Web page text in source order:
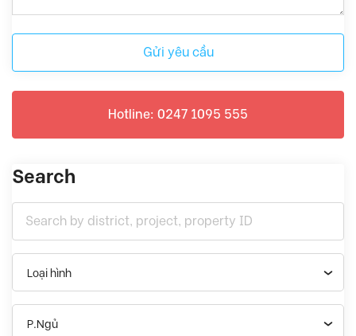
Gửi yêu cầu
Hotline: 0247 1095 555
Search
Loại hình
P.Ngủ